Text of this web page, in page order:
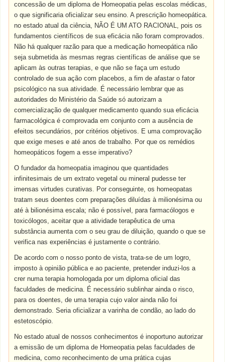
concessão de um diploma de Homeopatia pelas escolas médicas,
o que significaria oficializar seu ensino. A prescrição homeopática.
no estado atual da ciência, NÃO É UM ATO RACIONAL, pois os
fundamentos científicos de sua eficácia não foram comprovados.
Não há qualquer razão para que a medicação homeopática não
seja submetida às mesmas regras científicas de análise que se
aplicam às outras terapias, e que não se faça um estudo
controlado de sua ação com placebos, a fim de afastar o fator
psicológico na sua atividade. É necessário lembrar que as
autoridades do Ministério da Saúde só autorizam a
comercialização de qualquer medicamento quando sua eficácia
farmacológica é comprovada em conjunto com a ausência de
efeitos secundários, por critérios objetivos. E uma comprovação
que exige meses e até anos de trabalho. Por que os remédios
homeopáticos fogem a esse imperativo?
O fundador da homeopatia imaginou que quantidades
infinitesimais de um extrato vegetal ou mineral pudesse ter
imensas virtudes curativas. Por conseguinte, os homeopatas
tratam seus doentes com preparações diluídas à milionésima ou
até à bilionésima escala; não é possível, para farmacólogos e
toxicólogos, aceitar que a atividade terapêutica de uma
substância aumenta com o seu grau de diluição, quando o que se
verifica nas experiências é justamente o contrário.
De acordo com o nosso ponto de vista, trata-se de um logro,
imposto à opinião pública e ao paciente, pretender induzi-los a
crer numa terapia homologada por um diploma oficial das
faculdades de medicina. É necessário sublinhar ainda o risco,
para os doentes, de uma terapia cujo valor ainda não foi
demonstrado. Seria oficializar a varinha de condão, ao lado do
estetoscópio.
No estado atual de nossos conhecimentos é inoportuno autorizar
a emissão de um diploma de Homeopatia pelas faculdades de
medicina, como reconhecimento de uma prática cujas